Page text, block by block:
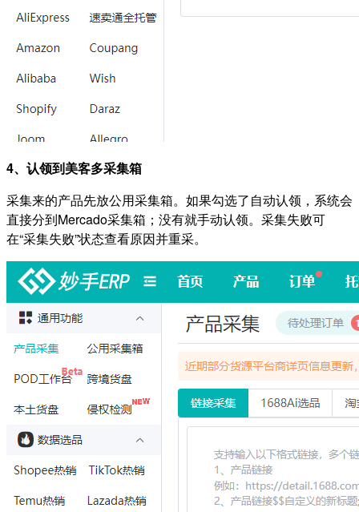
4、认领到美客多采集箱
采集来的产品先放公用采集箱。如果勾选了自动认领，系统会
直接分到Mercado采集箱；没有就手动认领。采集失败可
在“采集失败”状态查看原因并重采。